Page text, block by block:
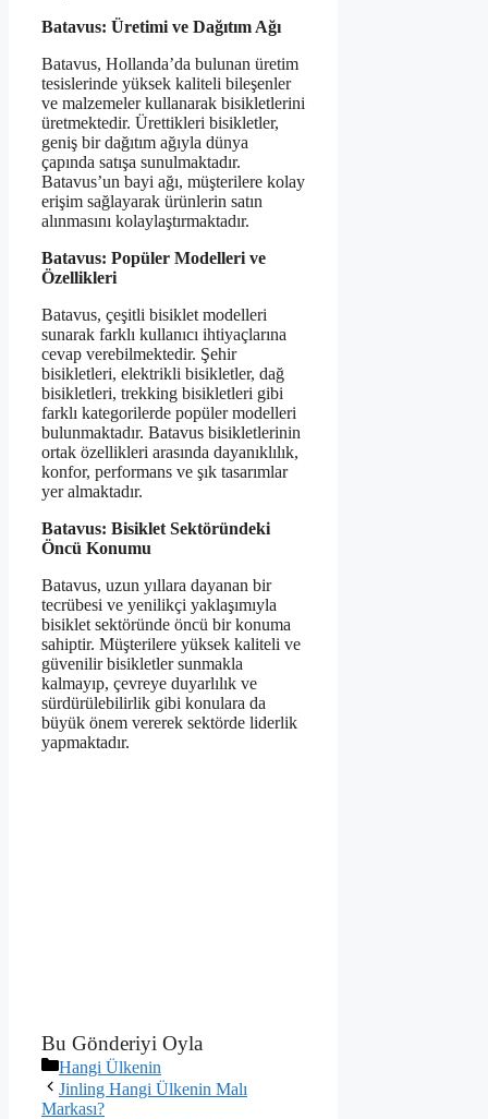
Batavus: Üretimi ve Dağıtım Ağı
Batavus, Hollanda’da bulunan üretim
tesislerinde yüksek kaliteli bileşenler
ve malzemeler kullanarak bisikletlerini
üretmektedir. Ürettikleri bisikletler,
geniş bir dağıtım ağıyla dünya
çapında satışa sunulmaktadır.
Batavus’un bayi ağı, müşterilere kolay
erişim sağlayarak ürünlerin satın
alınmasını kolaylaştırmaktadır.
Batavus: Popüler Modelleri ve
Özellikleri
Batavus, çeşitli bisiklet modelleri
sunarak farklı kullanıcı ihtiyaçlarına
cevap verebilmektedir. Şehir
bisikletleri, elektrikli bisikletler, dağ
bisikletleri, trekking bisikletleri gibi
farklı kategorilerde popüler modelleri
bulunmaktadır. Batavus bisikletlerinin
ortak özellikleri arasında dayanıklılık,
konfor, performans ve şık tasarımlar
yer almaktadır.
Batavus: Bisiklet Sektöründeki
Öncü Konumu
Batavus, uzun yıllara dayanan bir
tecrübesi ve yenilikçi yaklaşımıyla
bisiklet sektöründe öncü bir konuma
sahiptir. Müşterilere yüksek kaliteli ve
güvenilir bisikletler sunmakla
kalmayıp, çevreye duyarlılık ve
sürdürülebilirlik gibi konulara da
büyük önem vererek sektörde liderlik
yapmaktadır.
Bu Gönderiyi Oyla
Kategoriler
Hangi Ülkenin
Jinling Hangi Ülkenin Malı
Markası?